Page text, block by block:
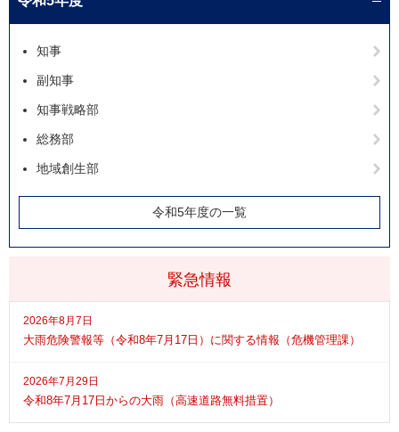
緊急情報
2026年8月7日
大雨危険警報等（令和8年7月17日）に関する情報（危機管理課）
2026年7月29日
令和8年7月17日からの大雨（高速道路無料措置）
知事
副知事
知事戦略部
総務部
地域創生部
令和5年度の一覧